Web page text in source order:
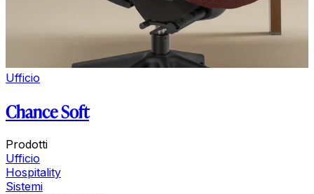
Ufficio
Chance Soft
Prodotti
Ufficio
Hospitality
Sistemi